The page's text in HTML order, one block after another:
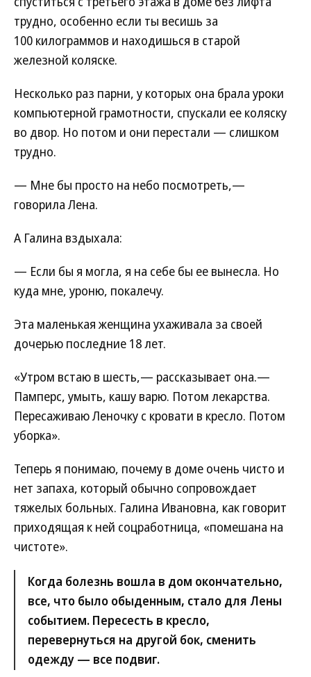
трудно, особенно если ты весишь за
100 килограммов и находишься в старой
железной коляске.
Несколько раз парни, у которых она брала уроки
компьютерной грамотности, спускали ее коляску
во двор. Но потом и они перестали — слишком
трудно.
— Мне бы просто на небо посмотреть,—
говорила Лена.
А Галина вздыхала:
— Если бы я могла, я на себе бы ее вынесла. Но
куда мне, уроню, покалечу.
Эта маленькая женщина ухаживала за своей
дочерью последние 18 лет.
«Утром встаю в шесть,— рассказывает она.—
Памперс, умыть, кашу варю. Потом лекарства.
Пересаживаю Леночку с кровати в кресло. Потом
уборка».
Теперь я понимаю, почему в доме очень чисто и
нет запаха, который обычно сопровождает
тяжелых больных. Галина Ивановна, как говорит
приходящая к ней соцработница, «помешана на
чистоте».
Когда болезнь вошла в дом окончательно,
все, что было обыденным, стало для Лены
событием. Пересесть в кресло,
перевернуться на другой бок, сменить
одежду — все подвиг.